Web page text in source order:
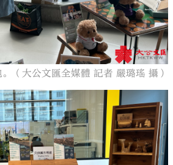
（大公文匯全媒體 記者 嚴璐瑤 攝）